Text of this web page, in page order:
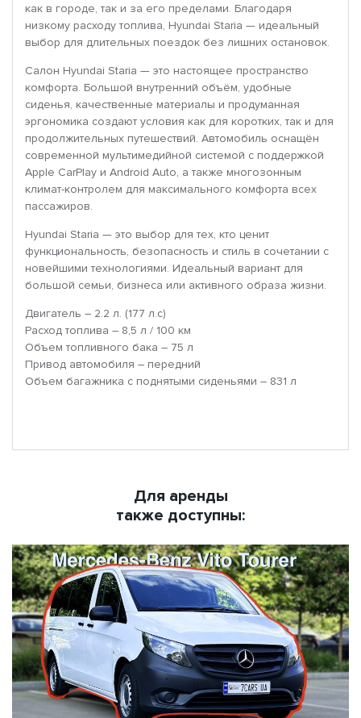
как в городе, так и за его пределами. Благодаря
низкому расходу топлива, Hyundai Staria — идеальный
выбор для длительных поездок без лишних остановок.
Салон Hyundai Staria — это настоящее пространство
комфорта. Большой внутренний объём, удобные
сиденья, качественные материалы и продуманная
эргономика создают условия как для коротких, так и для
продолжительных путешествий. Автомобиль оснащён
современной мультимедийной системой с поддержкой
Apple CarPlay и Android Auto, а также многозонным
климат-контролем для максимального комфорта всех
пассажиров.
Hyundai Staria — это выбор для тех, кто ценит
функциональность, безопасность и стиль в сочетании с
новейшими технологиями. Идеальный вариант для
большой семьи, бизнеса или активного образа жизни.
Двигатель – 2.2 л. (177 л.с)
Расход топлива – 8,5 л / 100 км
Объем топливного бака – 75 л
Привод автомобиля – передний
Объем багажника с поднятыми сиденьями – 831 л
Для аренды
также доступны: